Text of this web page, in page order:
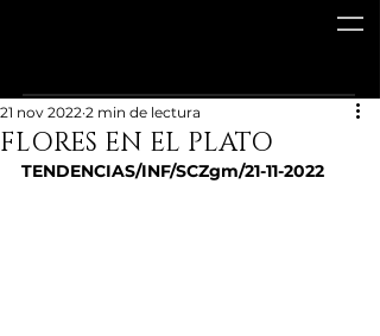
FLORES EN EL PLATO
21 nov 2022 2 min de lectura
TENDENCIAS/INF/SCZgm/21-11-2022